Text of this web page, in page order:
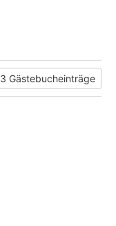
3 Gästebucheinträge